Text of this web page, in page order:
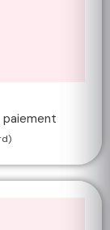
paiement